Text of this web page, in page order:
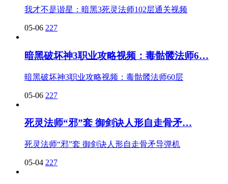
我才不是谐星：暗黑3死灵法师102层通关视频
05-06 227
暗黑破坏神3职业攻略视频：毒骷髅法师6…
暗黑破坏神3职业攻略视频：毒骷髅法师60层
05-06 227
死灵法师“邪”套 御剑诀人形自走骨矛…
死灵法师“邪”套 御剑诀人形自走骨矛导弹机
05-04 227